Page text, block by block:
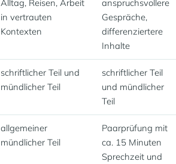
Alltag, Reisen, Arbeit
in vertrauten
Kontexten
anspruchsvollere
Gespräche,
differenziertere
Inhalte
schriftlicher Teil und
mündlicher Teil
schriftlicher Teil
und mündlicher
Teil
allgemeiner
mündlicher Teil
Paarprüfung mit
ca. 15 Minuten
Sprechzeit und